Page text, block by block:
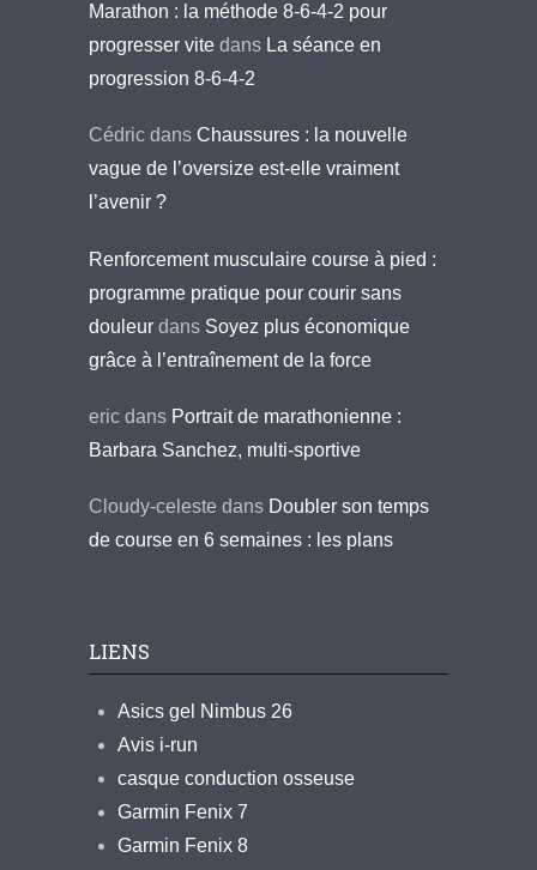
Marathon : la méthode 8-6-4-2 pour
progresser vite dans La séance en
progression 8-6-4-2
Cédric dans Chaussures : la nouvelle
vague de l’oversize est-elle vraiment
l’avenir ?
Renforcement musculaire course à pied :
programme pratique pour courir sans
douleur dans Soyez plus économique
grâce à l’entraînement de la force
eric dans Portrait de marathonienne :
Barbara Sanchez, multi-sportive
Cloudy-celeste dans Doubler son temps
de course en 6 semaines : les plans
LIENS
Asics gel Nimbus 26
Avis i-run
casque conduction osseuse
Garmin Fenix 7
Garmin Fenix 8